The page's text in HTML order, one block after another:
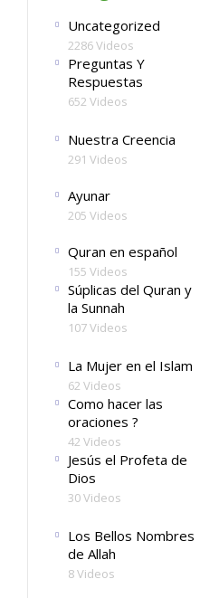
Uncategorized
2286 Videos
Preguntas Y
Respuestas
652 Videos
Nuestra Creencia
291 Videos
Ayunar
205 Videos
Quran en español
155 Videos
Súplicas del Quran y
la Sunnah
107 Videos
La Mujer en el Islam
62 Videos
Como hacer las
oraciones ?
42 Videos
Jesús el Profeta de
Dios
30 Videos
Los Bellos Nombres
de Allah
8 Videos